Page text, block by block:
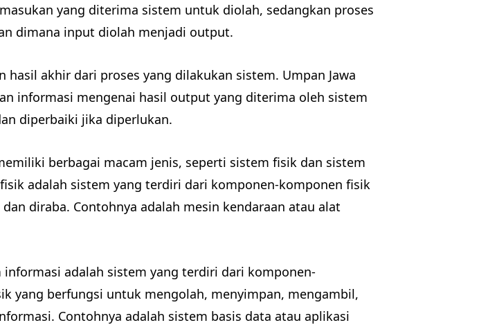
yang diterima sistem untuk diolah, sedangkan proses
dimana input diolah menjadi output.
hasil akhir dari proses yang dilakukan sistem. Umpan Jawa
informasi mengenai hasil output yang diterima oleh sistem
diperbaiki jika diperlukan.
berbagai macam jenis, seperti sistem fisik dan sistem
adalah sistem yang terdiri dari komponen-komponen fisik
diraba. Contohnya adalah mesin kendaraan atau alat
informasi adalah sistem yang terdiri dari komponen-
yang berfungsi untuk mengolah, menyimpan, mengambil,
Contohnya adalah sistem basis data atau aplikasi